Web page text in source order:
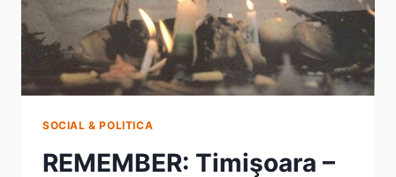
SOCIAL & POLITICA
REMEMBER: Timişoara –